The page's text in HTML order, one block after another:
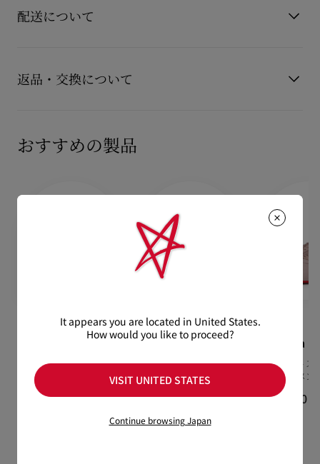
サイドにはCLムーンクレストのロゴがあしらわれています。
このモデルは、
つかの注意事項がございます。詳しくは製品のお手入れをご確
認くださいませ。
配送について
15,000円(税込)以上のご注文は、送料無料でお届けいたしま
す。
通常1-2営業日以内にヤマト運輸にて発送いたします。
※なお、一部の地域や天候不良、決済確認等により発送が遅延す
る場合がございます。ご了承ください。
詳しい配送に関する情報は下記よりご確認くださいませ。
もっと読む
返品・交換について
けております。返品送料は無料です。
せ。
おすすめの製品
Fanny Demie
100 mm パンプス - ラバー -
ブラック - ウィメンズ
¥ 176,000
Eleonora Flex
スニーカー - ヴーベロア
（スエード） - ブラウン -
ウィメンズ
Eleonora
スニーカー - ス
ンク - ウィメン
¥ 141,900
It appears you are located in United States.
How would you like to proceed?
VISIT UNITED STATES
Continue browsing Japan